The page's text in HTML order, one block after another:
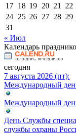
17 18 19 20 21 22
24 25 26 27 28 29
31
« Июл
Календарь
сегодня
7 августа 2026 (пт):
Международный
Международный
День Службы
службы охраны